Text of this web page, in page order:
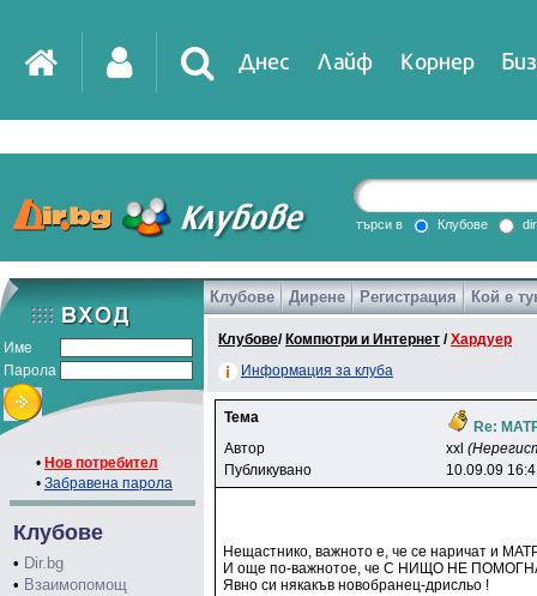
Днес Лайф Корнер
DirTV Impressio
Games
търси в Клубове
Име
Парола
• Нов потребител
• Забравена парола
Клубове
• Dir.bg
• Взаимопомощ
Клубове Дирене Регистрация Кой е
Клубове/ Компютри и Интернет /Хардуер
Информация за клуба
Тема
Re:
Автор
xxl
Публикувано
10.09.09
Нещастнико, важното е, че се наричат и
И още по-важнотое, че С НИЩО НЕ ПОМОГНА
Явно си някакъв новобранец-дрисльо !